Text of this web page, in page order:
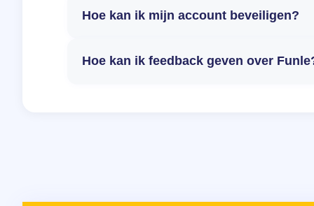
Hoe kan ik mijn account beveiligen?
Hoe kan ik feedback geven over